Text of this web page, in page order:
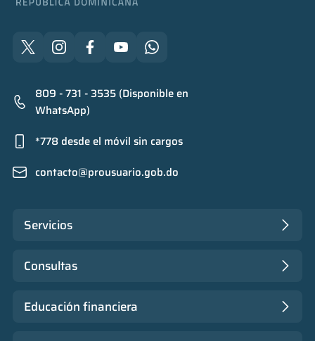
809 - 731 - 3535 (Disponible en
WhatsApp)
*778 desde el móvil sin cargos
contacto@prousuario.gob.do
Servicios
Consultas
Educación financiera